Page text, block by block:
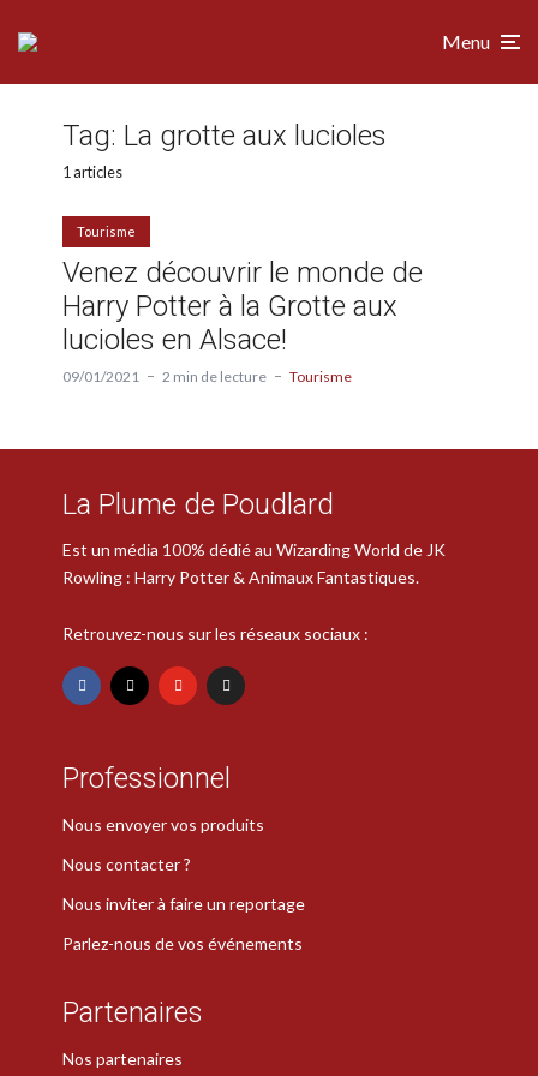
Menu
Tag: La grotte aux lucioles
1 articles
Tourisme
Venez découvrir le monde de
Harry Potter à la Grotte aux
lucioles en Alsace!
09/01/2021 2 min de lecture Tourisme
La Plume de Poudlard
Est un média 100% dédié au Wizarding World de JK
Rowling : Harry Potter & Animaux Fantastiques.
Retrouvez-nous sur les réseaux sociaux :
Professionnel
Nous envoyer vos produits
Nous contacter ?
Nous inviter à faire un reportage
Parlez-nous de vos événements
Partenaires
Nos partenaires